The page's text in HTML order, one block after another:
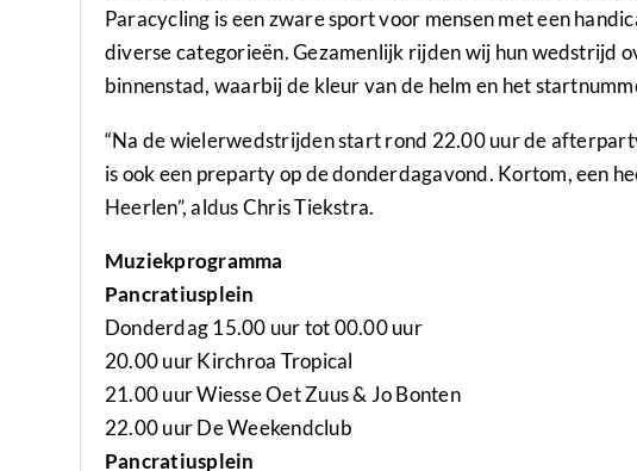
Paracycling is een zware sport voor mensen met een
diverse categorieën. Gezamenlijk rijden wij hun wedstrijd
binnenstad, waarbij de kleur van de helm en het
“Na de wielerwedstrijden start rond 22.00 uur de
is ook een preparty op de donderdagavond. Kortom, een
Heerlen”, aldus Chris Tiekstra.
Muziekprogramma
Pancratiusplein
Donderdag 15.00 uur tot 00.00 uur
20.00 uur Kirchroa Tropical
21.00 uur Wiesse Oet Zuus & Jo Bonten
22.00 uur De Weekendclub
Pancratiusplein